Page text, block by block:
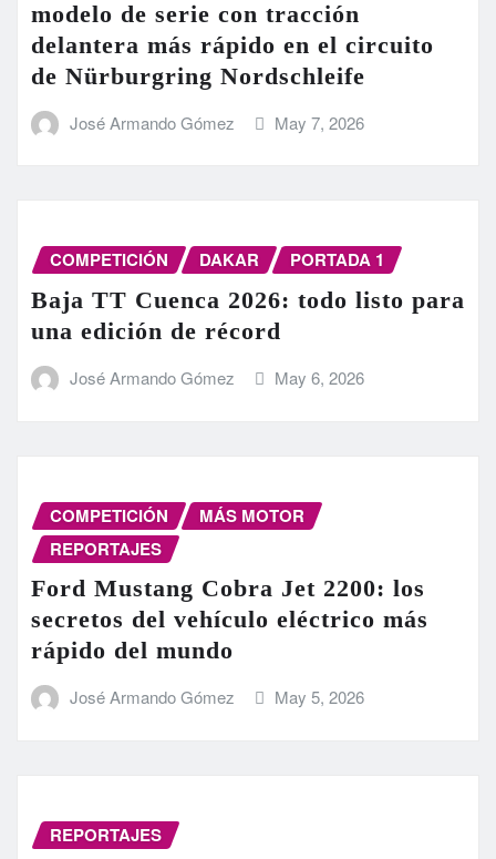
modelo de serie con tracción
delantera más rápido en el circuito
de Nürburgring Nordschleife
José Armando Gómez May 7, 2026
COMPETICIÓN DAKAR PORTADA 1
Baja TT Cuenca 2026: todo listo para
una edición de récord
José Armando Gómez May 6, 2026
COMPETICIÓN
MÁS MOTOR
REPORTAJES
Ford Mustang Cobra Jet 2200: los
secretos del vehículo eléctrico más
rápido del mundo
José Armando Gómez May 5, 2026
REPORTAJES